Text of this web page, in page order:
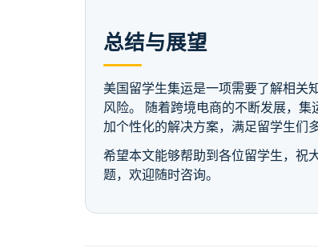
总结与展望
美国留学生集运是一项需要了解相关
风险。 随着跨境电商的不断发展，
加个性化的解决方案，满足留学生们
希望本文能够帮助到各位留学生，祝
题，欢迎随时咨询。